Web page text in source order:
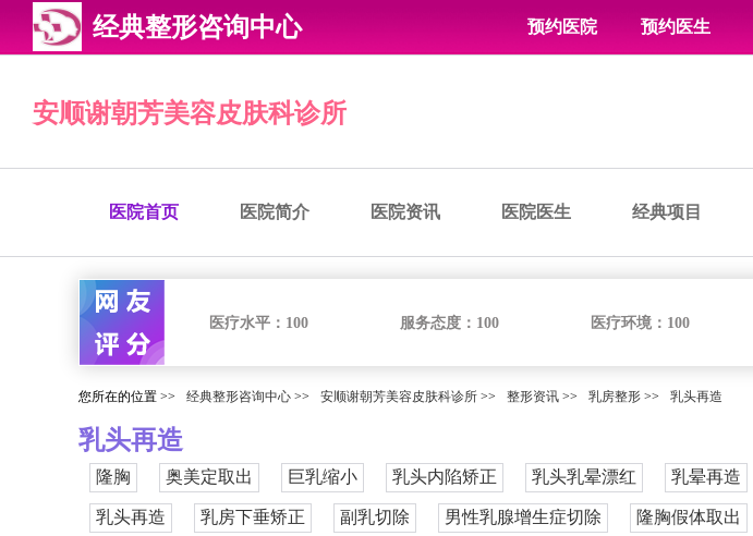
经典整形咨询中心 预约医院 预约医生
安顺谢朝芳美容皮肤科诊所
医院首页 医院简介 医院资讯 医院医生 经典项目
医疗水平： 100 服务态度： 100 医疗环境： 100
您所在的位置 >> 经典整形咨询中心 >> 安顺谢朝芳美容皮肤科诊所 >> 整形资讯 >> 乳房整形 >> 乳头再造
乳头再造
隆胸 奥美定取出 巨乳缩小 乳头内陷矫正 乳头乳晕漂红 乳晕再造
乳头再造 乳房下垂矫正 副乳切除 男性乳腺增生症切除 隆胸假体取出